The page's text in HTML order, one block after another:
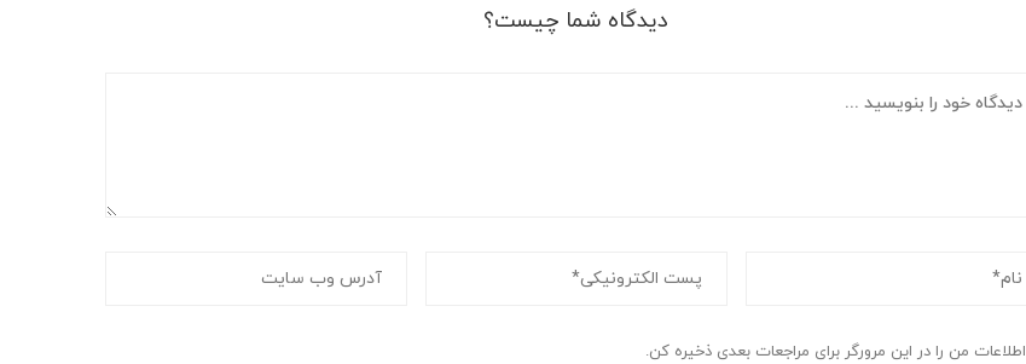
دیدگاه شما چیست؟
اطلاعات من را در این مرورگر برای مراجعات بعدی ذخیره کن.